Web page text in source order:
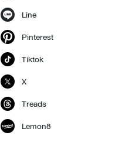
Line
Pinterest
Tiktok
X
Treads
Lemon8